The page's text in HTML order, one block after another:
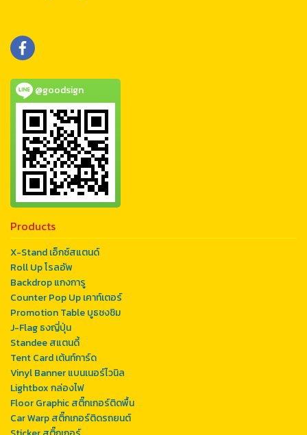
@goodsign
Products
X-Stand เอ็กซ์สแตนด์
Roll Up โรลอัพ
Backdrop แกงการู
Counter Pop Up เคาท์เตอร์
Promotion Table บูธชงชิม
J-Flag ธงญี่ปุ่น
Standee สแตนดี้
Tent Card เต้นท์การ์ด
Vinyl Banner แบนเนอร์ไวนิล
Lightbox กล่องไฟ
Floor Graphic สติ๊กเกอร์ติดพื้น
Car Warp สติ๊กเกอร์ติดรถยนต์